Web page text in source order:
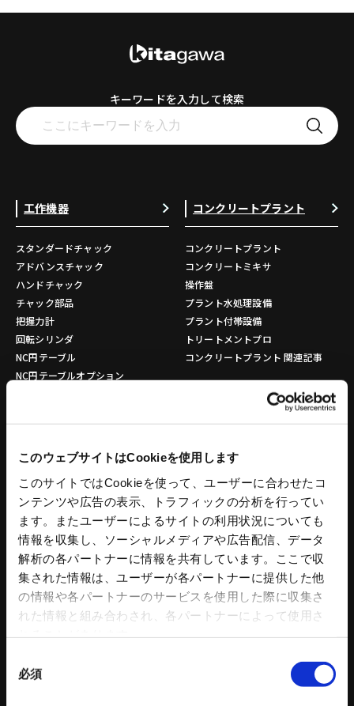
このウェブサイトはCookieを使用します
このサイトではCookieを使って、ユーザーに合わせたコ
ンテンツや広告の表示、トラフィックの分析を行ってい
ます。またユーザーによるサイトの利用状況についても
情報を収集し、ソーシャルメディアや広告配信、データ
解析の各パートナーに情報を共有しています。ここで収
集された情報は、ユーザーが各パートナーに提供した他
の情報や各パートナーのサービスを使用した際に収集さ
れた情報と組み合わされ、各パートナーによって使用さ
必須
キーワードを入力して検索
工作機器
スタンダードチャック
アドバンスチャック
ハンドチャック
チャック部品
把握力計
回転シリンダ
NC円テーブル
NC円テーブルオプション
自動化ソリューション
カタログダウンロード
各種チラシダウンロード
生産終了品のご案内
工作機器 関連コンテンツ
コンクリートプラント
コンクリートプラント
コンクリートミキサ
操作盤
プラント水処理設備
プラント付帯設備
トリートメントプロ
コンクリートプラント 関連記事
環境設備
リサイクルプラントシステム
ペレット成形機
建設機械
タワークレーン - ビルマンシリーズ